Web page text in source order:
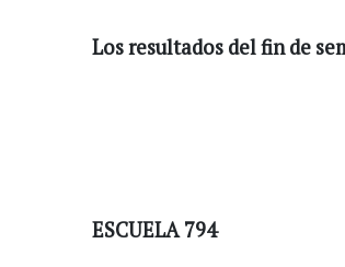
Los resultados del fin de
ESCUELA 794